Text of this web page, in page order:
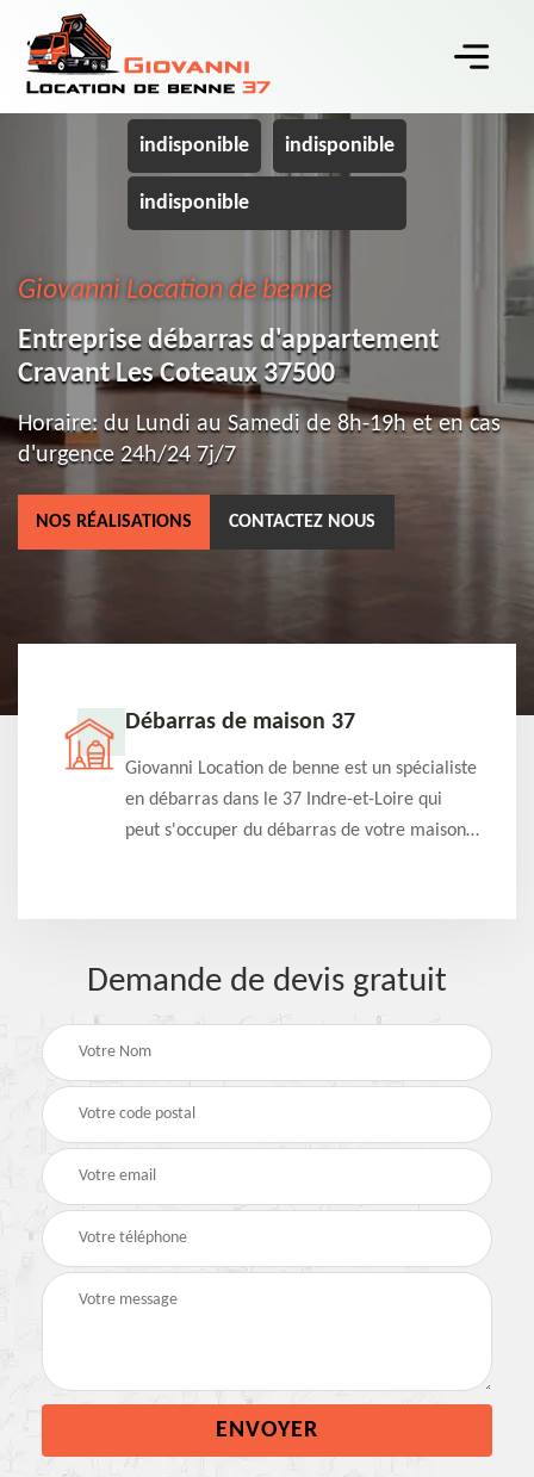
indisponible indisponible
indisponible
Giovanni Location de benne
Entreprise débarras d'appartement
Cravant Les Coteaux 37500
Horaire: du Lundi au Samedi de 8h-19h et en cas
d'urgence 24h/24 7j/7
NOS RÉALISATIONS CONTACTEZ NOUS
Débarras de maison 37
Giovanni Location de benne est un spécialiste
en débarras dans le 37 Indre-et-Loire qui
peut s'occuper du débarras de votre maison
Demande de devis gratuit